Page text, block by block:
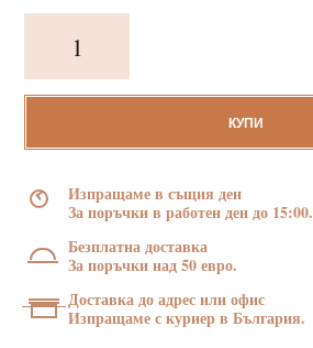
Правоъгълна
Визитка
Мен"
8/5
с
цветен
принт
КУПИ
Изпращаме в същия ден
За поръчки в работен ден до 15:00.
Безплатна доставка
За поръчки над 50 евро.
Доставка до адрес или офис
Изпращаме с куриер в България.